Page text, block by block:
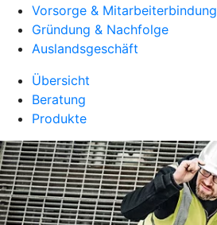
Vorsorge & Mitarbeiterbindung
Gründung & Nachfolge
Auslandsgeschäft
Übersicht
Beratung
Produkte